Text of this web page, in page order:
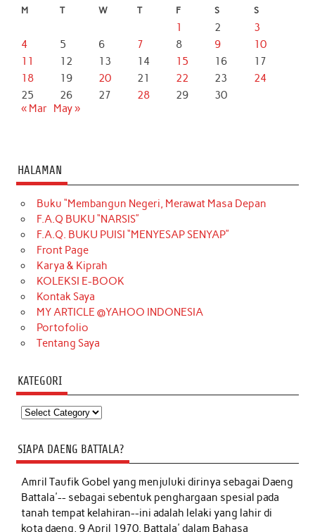
M T W T F S S
1 2
3
4
5 6 7 8 9
10
11
12 13 14 15 16
17
18
19 20 21 22 23
24
25
26 27 28 29
30
« Mar May »
HALAMAN
Buku “Membangun Negeri, Merawat Masa Depan
F.A.Q BUKU “NARSIS”
F.A.Q. BUKU PUISI “MENYESAP SENYAP”
Front Page
Karya & Kiprah
KOLEKSI E-BOOK
Kontak Saya
MY ARTICLE @YAHOO INDONESIA
Portofolio
Tentang Saya
KATEGORI
Kategori
SIAPA DAENG BATTALA?
Amril Taufik Gobelyang menjuluki dirinya sebagai Daeng
Battala'-- sebagai sebentuk penghargaan spesial pada
tanah tempat kelahiran--ini adalah lelaki yang lahir di
kota daeng, 9 April 1970. Battala' dalam Bahasa